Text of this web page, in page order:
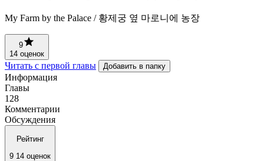
My Farm by the Palace / 황제궁 옆 마로니에 농장
9
14 оценок
Читать с первой главы Добавить в папку
Информация
Главы
128
Комментарии
Обсуждения
Рейтинг
9 14 оценок